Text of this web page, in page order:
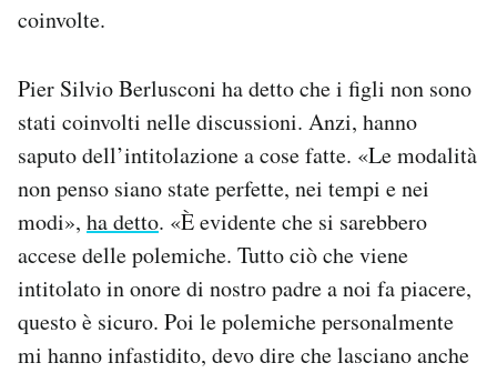
coinvolte.
Pier Silvio Berlusconi ha detto che i figli non sono
stati coinvolti nelle discussioni. Anzi, hanno
saputo dell’intitolazione a cose fatte. «Le modalità
non penso siano state perfette, nei tempi e nei
modi», ha detto. «È evidente che si sarebbero
accese delle polemiche. Tutto ciò che viene
intitolato in onore di nostro padre a noi fa piacere,
questo è sicuro. Poi le polemiche personalmente
mi hanno infastidito, devo dire che lasciano anche